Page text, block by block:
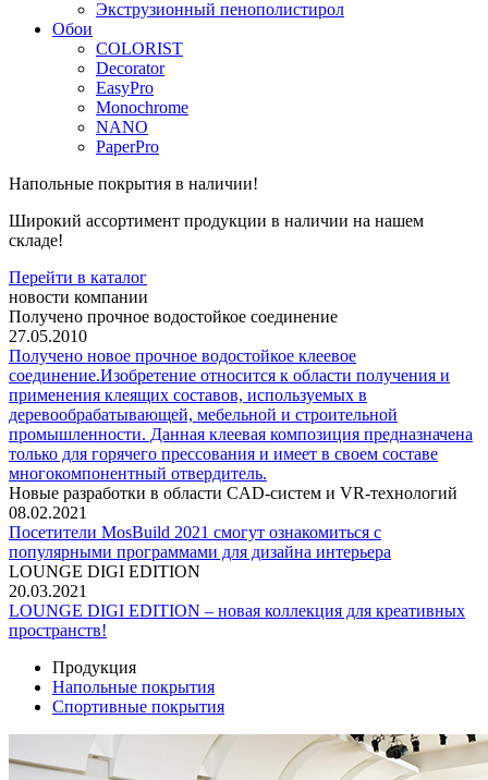
Экструзионный пенополистирол
Обои
COLORIST
Decorator
EasyPro
Monochrome
NANO
PaperPro
Напольные покрытия в наличии!
Широкий ассортимент продукции в наличии на нашем
складе!
Перейти в каталог
новости компании
Получено прочное водостойкое соединение
27.05.2010
Получено новое прочное водостойкое клеевое
соединение.Изобретение относится к области получения и
применения клеящих составов, используемых в
деревообрабатывающей, мебельной и строительной
промышленности. Данная клеевая композиция предназначена
только для горячего прессования и имеет в своем составе
многокомпонентный отвердитель.
Новые разработки в области CAD-систем и VR-технологий
08.02.2021
Посетители MosBuild 2021 смогут ознакомиться с
популярными программами для дизайна интерьера
LOUNGE DIGI EDITION
20.03.2021
LOUNGE DIGI EDITION – новая коллекция для креативных
пространств!
Продукция
Напольные покрытия
Спортивные покрытия